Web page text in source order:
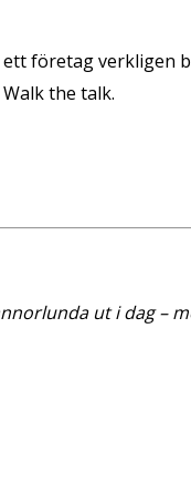
företag verkligen
Walk the talk.
ut i dag –